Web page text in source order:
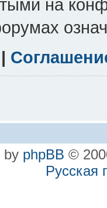
на
by phpBB ©
Русская